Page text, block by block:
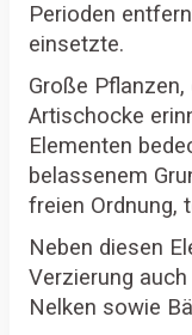
Perioden
einsetzte.
Große
Artischocke
Elementen
belassenem
freien Ordnung,
Neben diesen
Verzierung
Nelken sowie